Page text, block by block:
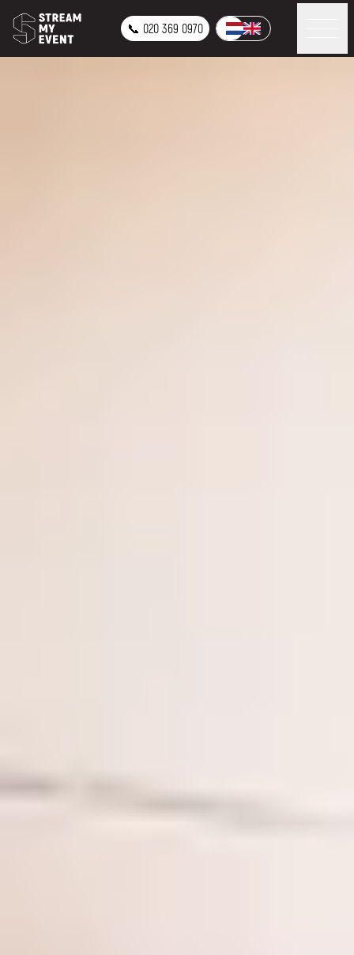
📞 020 369 0970